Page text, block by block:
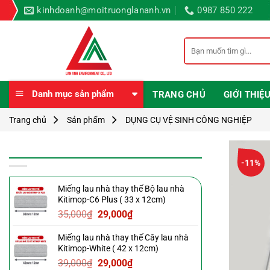
Bỏ
qua
kinhdoanh@moitruonglananh.vn 0987 850 222
kiếm:
Danh mục sản phẩm TRANG CHỦ GIỚI THIỆU
Trang chủ Sản phẩm DỤNG CỤ VỆ SINH CÔNG NGHIỆP
-11%
Miếng lau nhà thay thế Bộ lau nhà
Kitimop-C6 Plus ( 33 x 12cm)
35,000₫ Giá
là:
35,000₫.
29,000₫Giá
tại
là:
29,000₫.
Miếng lau nhà thay thế Cây lau nhà
Kitimop-White ( 42 x 12cm)
39,000₫ Giá
29,000₫Giá